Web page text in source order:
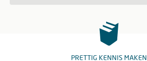
PRETTIG KENNIS MAKEN